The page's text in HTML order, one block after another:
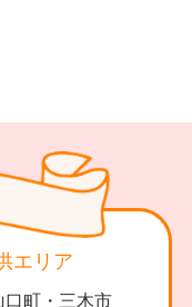
エリア
町・三木市